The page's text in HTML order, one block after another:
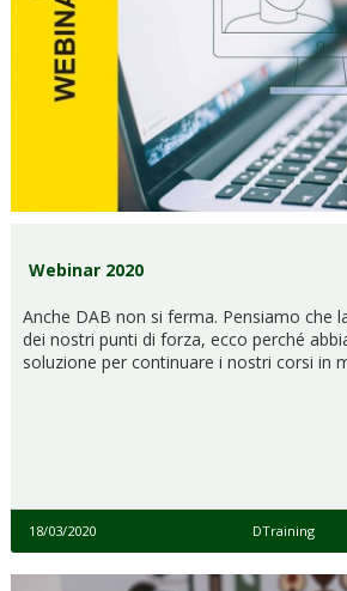
Webinar 2020
Anche DAB non si ferma. Pensiamo che
dei nostri punti di forza, ecco perché
soluzione per continuare i nostri corsi in
18/03/2020 DTraining